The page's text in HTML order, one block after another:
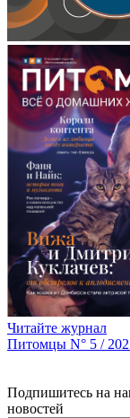
Читайте журнал
Питомцы N° 5 /
Подпишитесь на
новостей